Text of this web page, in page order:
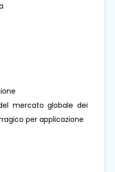
mercato globale dei
per applicazione